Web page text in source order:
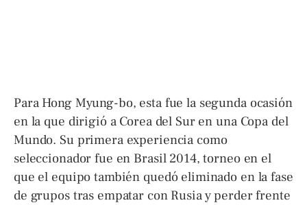
Para Hong Myung-bo, esta fue la segunda ocasión
en la que dirigió a Corea del Sur en una Copa del
Mundo. Su primera experiencia como
seleccionador fue en Brasil 2014, torneo en el
que el equipo también quedó eliminado en la fase
de grupos tras empatar con Rusia y perder frente